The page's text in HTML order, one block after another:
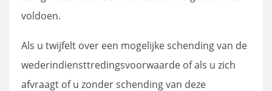
voldoen.
Als u twijfelt over een mogelijke schending van de
wederindiensttredingsvoorwaarde of als u zich
afvraagt of u zonder schending van deze